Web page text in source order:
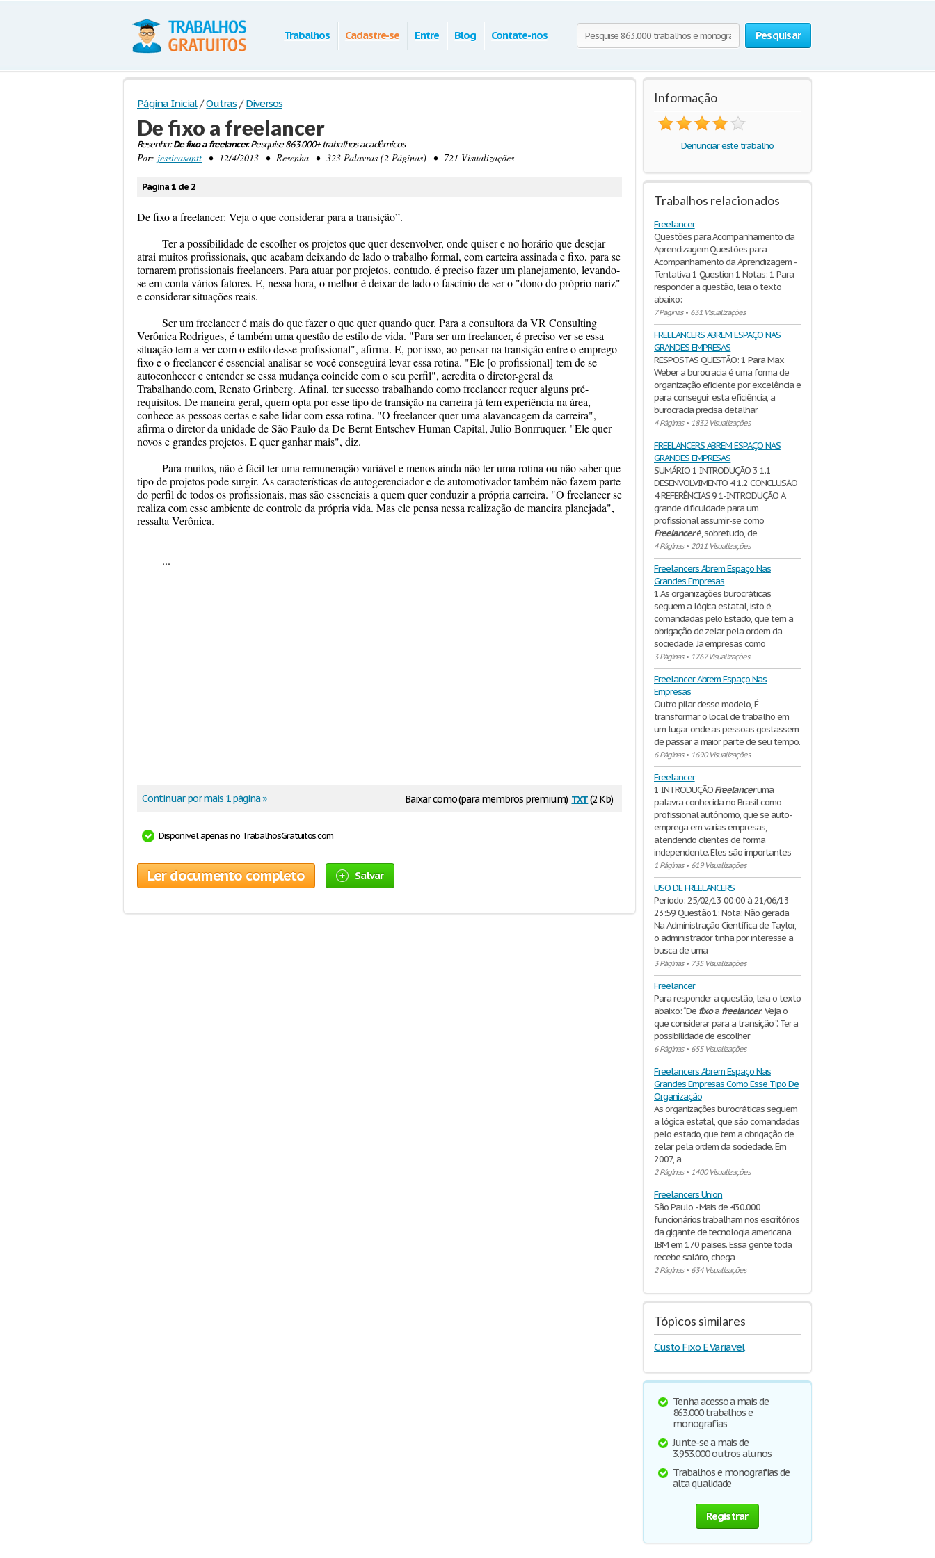
Pesquisar
Trabalhos Cadastre-se Entre Blog Contate-nos
Página Inicial / Outras / Diversos
De fixo a freelancer
Resenha:De fixo a freelancer.Pesquise 863.000+ trabalhos acadêmicos
Por: jessicasantt • 12/4/2013 • Resenha • 323 Palavras (2 Páginas) • 721 Visualizações
Página 1 de 2
De fixo a freelancer: Veja o que considerar para a transição”.
Ter a possibilidade de escolher os projetos que quer desenvolver, onde quiser e no horário que desejar
atrai muitos profissionais, que acabam deixando de lado o trabalho formal, com carteira assinada e fixo, para se
tornarem profissionais freelancers. Para atuar por projetos, contudo, é preciso fazer um planejamento, levando-
se em conta vários fatores. E, nessa hora, o melhor é deixar de lado o fascínio de ser o "dono do próprio nariz"
e considerar situações reais.
Ser um freelancer é mais do que fazer o que quer quando quer. Para a consultora da VR Consulting
Verônica Rodrigues, é também uma questão de estilo de vida. "Para ser um freelancer, é preciso ver se essa
situação tem a ver com o estilo desse profissional", afirma. E, por isso, ao pensar na transição entre o emprego
fixo e o freelancer é essencial analisar se você conseguirá levar essa rotina. "Ele [o profissional] tem de se
autoconhecer e entender se essa mudança coincide com o seu perfil", acredita o diretor-geral da
Trabalhando.com, Renato Grinberg. Afinal, ter sucesso trabalhando como freelancer requer alguns pré-
requisitos. De maneira geral, quem opta por esse tipo de transição na carreira já tem experiência na área,
conhece as pessoas certas e sabe lidar com essa rotina. "O freelancer quer uma alavancagem da carreira",
afirma o diretor da unidade de São Paulo da De Bernt Entschev Human Capital, Julio Bonrruquer. "Ele quer
novos e grandes projetos. E quer ganhar mais", diz.
Para muitos, não é fácil ter uma remuneração variável e menos ainda não ter uma rotina ou não saber que
tipo de projetos pode surgir. As características de autogerenciador e de automotivador também não fazem parte
do perfil de todos os profissionais, mas são essenciais a quem quer conduzir a própria carreira. "O freelancer se
realiza com esse ambiente de controle da própria vida. Mas ele pensa nessa realização de maneira planejada",
ressalta Verônica.
...
Baixar como (para membros premium) txt(2 Kb)
Continuar por mais 1 página »
Disponível apenas no TrabalhosGratuitos.com
Ler documento completo Salvar
Informação
Denunciar este trabalho
Trabalhos relacionados
Freelancer
Questões para Acompanhamento da
Aprendizagem Questões para
Acompanhamento da Aprendizagem -
Tentativa 1 Question 1 Notas: 1 Para
responder a questão, leia o texto
abaixo:
7 Páginas• 631 Visualizações
FREELANCERS ABREM ESPAÇO NAS
GRANDES EMPRESAS
RESPOSTAS QUESTÃO: 1 Para Max
Weber a burocracia é uma forma de
organização eficiente por excelência e
para conseguir esta eficiência, a
burocracia precisa detalhar
4 Páginas• 1832 Visualizações
FREELANCERS ABREM ESPAÇO NAS
GRANDES EMPRESAS
SUMÁRIO 1 INTRODUÇÃO 3 1.1
DESENVOLVIMENTO 4 1.2 CONCLUSÃO
4 REFERÊNCIAS 9 1-INTRODUÇÃO A
grande dificuldade para um
profissional assumir-se como
Freelanceré, sobretudo, de
4 Páginas• 2011 Visualizações
Freelancers Abrem Espaço Nas
Grandes Empresas
1.As organizações burocráticas
seguem a lógica estatal, isto é,
comandadas pelo Estado, que tem a
obrigação de zelar pela ordem da
sociedade. Já empresas como
3 Páginas• 1767 Visualizações
Freelancer Abrem Espaço Nas
Empresas
Outro pilar desse modelo, É
transformar o local de trabalho em
um lugar onde as pessoas gostassem
de passar a maior parte de seu tempo.
6 Páginas• 1690 Visualizações
Freelancer
1 INTRODUÇÃOFreelanceruma
palavra conhecida no Brasil como
profissional autônomo, que se auto-
emprega em varias empresas,
atendendo clientes de forma
independente. Eles são importantes
1 Páginas• 619 Visualizações
USO DE FREELANCERS
Período: 25/02/13 00:00 à 21/06/13
23:59 Questão 1: Nota: Não gerada
Na Administração Científica de Taylor,
o administrador tinha por interesse a
busca de uma
3 Páginas• 735 Visualizações
Freelancer
Para responder a questão, leia o texto
abaixo: “De fixoa freelancer: Veja o
que considerar para a transição ”. Ter a
possibilidade de escolher
6 Páginas• 655 Visualizações
Freelancers Abrem Espaço Nas
Grandes Empresas Como Esse Tipo De
Organização
As organizações burocráticas seguem
a lógica estatal, que são comandadas
pelo estado, que tem a obrigação de
zelar pela ordem da sociedade. Em
2007, a
2 Páginas• 1400 Visualizações
Freelancers Union
São Paulo - Mais de 430.000
funcionários trabalham nos escritórios
da gigante de tecnologia americana
IBM em 170 países. Essa gente toda
recebe salário, chega
2 Páginas• 634 Visualizações
Tópicos similares
Custo Fixo E Variavel
Tenha acesso a mais de
863.000 trabalhos e
monografias
Junte-se a mais de
3.953.000 outros alunos
Trabalhos e monografias de
alta qualidade
Registrar